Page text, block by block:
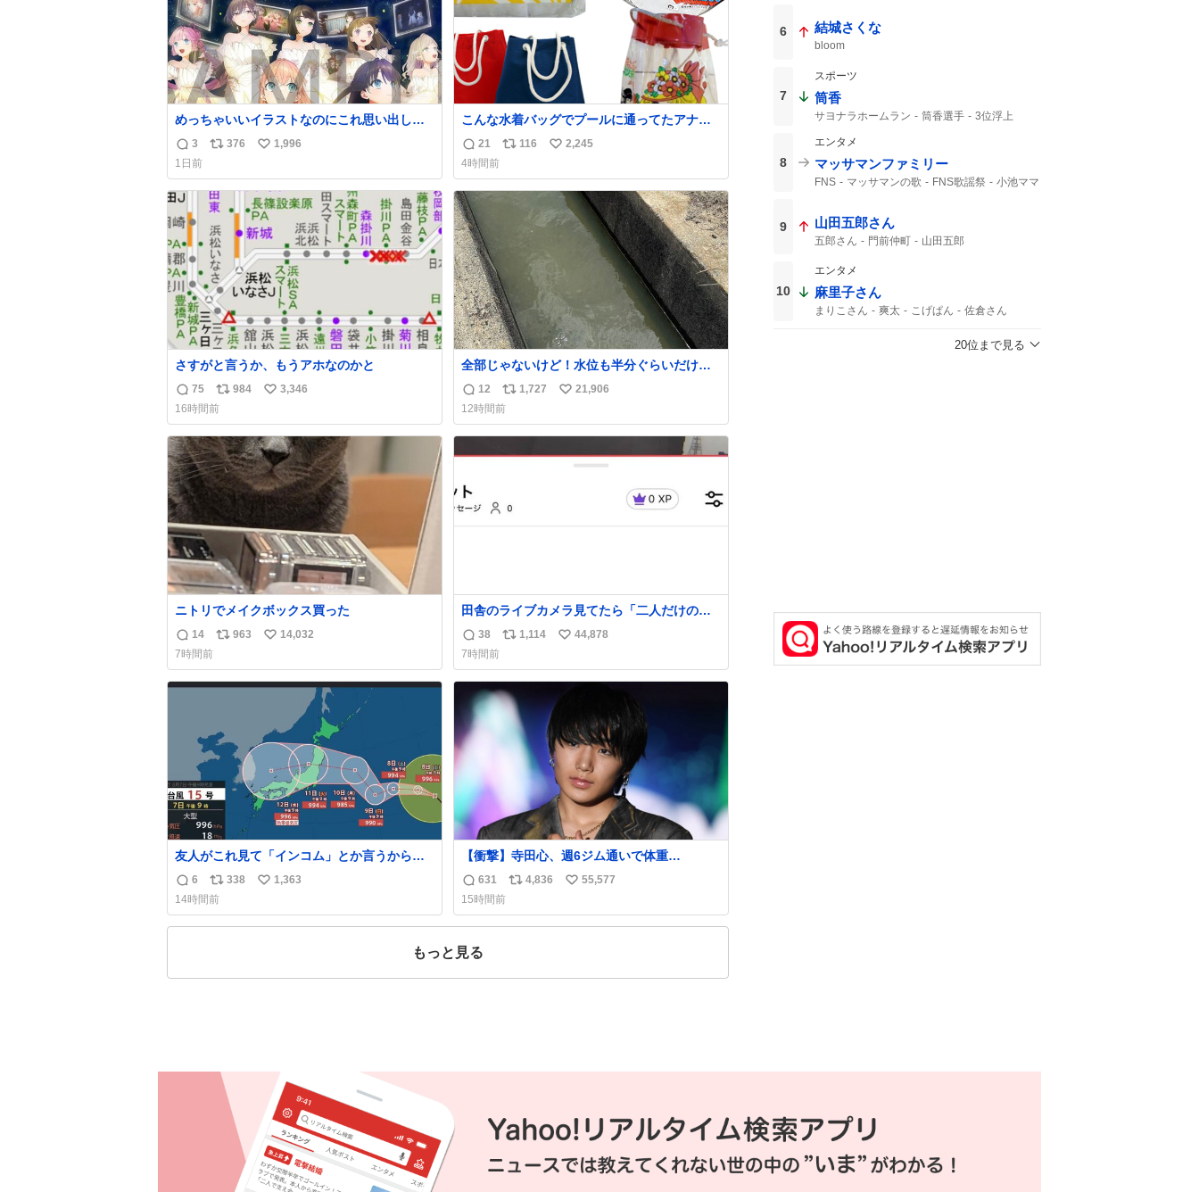
めっちゃいいイラストなのにこれ思い出して
最悪すぎる
返
信
数
3
リ
ス
ト
数
376
い
ね
数
1,996
1日前
こんな水着バッグでプールに通ってたアナ
タ、完全なる同世代（笑） #70年代 #80年
代 #昭和レトロ
返
信
数
21
リ
ス
116
い
ね
数
2,245
4時間前
さすがと言うか、もうアホなのかと
返
信
数
75
リ
ポ
ス
ト
数
984
い
ね
数
3,346
16時間前
全部じゃないけど！水位も半分ぐらいだけ
ど！水が来はじめたよ！！！ 作業してくれた
方々ありがとーーー
ー！！！！！！！！！！！！！！！！！！！
！！！！！！！
返
信
数
12
リ
ポ
ス
ト
1,727
い
ね
数
21,906
12時間前
ニトリでメイクボックス買った
返
信
数
14
リ
ス
963
い
ね
14,032
7時間前
田舎のライブカメラ見てたら「二人だけの世
界」を発見した
返
信
数
38
リ
ス
ト
1,114
い
ね
数
44,878
7時間前
友人がこれ見て「インコム」とか言うから、
もうそれにしか見えなくなっちゃった。
返
信
数
6
リ
ポ
ス
338
い
ね
1,363
14時間前
【衝撃】寺田心、週6ジム通いで体重
62kg→82kgに 110kgのベンチプレス持ち上
げる姿披露
news.livedoor.com/article/detail… 元々自重
のみだったが、更に筋肉を大きくするためジ
個、ゼリー飲料3～4本、パスタと毎日4千kcal
返
信
数
631
リ
ス
4,836
い
ね
55,577
15時間前
もっと見る
6 結城さくな
bloom
7
スポーツ
筒香
サヨナラホームラン 筒香選手
3位浮上
ベイスターズ
10号
47分 筒香キャプテン
筒香優勝
DeNA 初勝利
横浜ファン
8
エンタメ
マッサマンファミリー
FNS マッサマンの歌 FNS歌謡祭
小池ママ
9 山田五郎さん
五郎さん 門前仲町 山田五郎
10
エンタメ
麻里子さん
まりこさん 爽太 こげぱん
佐倉さん
遊園地デート
20位まで見る